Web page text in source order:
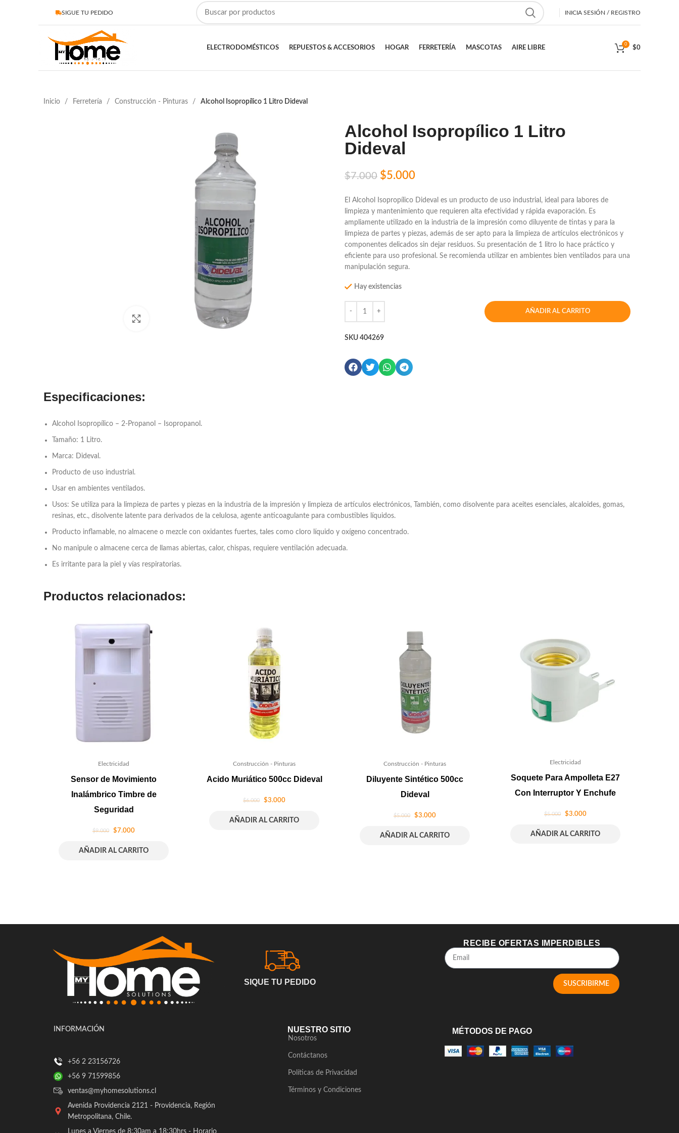
SIGUE TU PEDIDO INICIA SESIÓN / REGISTRO
ELECTRODOMÉSTICOS REPUESTOS & ACCESORIOS HOGAR FERRETERÍA MASCOTAS AIRE LIBRE
0
$0
Inicio Ferretería Construcción - Pinturas Alcohol Isopropílico 1 Litro Dideval
Alcohol Isopropílico 1 Litro
Dideval
$7.000 $5.000
El Alcohol Isopropílico Dideval es un producto de uso industrial, ideal para labores de
limpieza y mantenimiento que requieren alta efectividad y rápida evaporación. Es
ampliamente utilizado en la industria de la impresión como diluyente de tintas y para la
limpieza de partes y piezas, además de ser apto para la limpieza de artículos electrónicos y
componentes delicados sin dejar residuos. Su presentación de 1 litro lo hace práctico y
eficiente para uso profesional. Se recomienda utilizar en ambientes bien ventilados para una
manipulación segura.
Hay existencias
AÑADIR AL CARRITO
SKU 404269
Especificaciones:
Alcohol Isopropílico – 2-Propanol – Isopropanol.
Tamaño: 1 Litro.
Marca: Dideval.
Producto de uso industrial.
Usar en ambientes ventilados.
Usos: Se utiliza para la limpieza de partes y piezas en la industria de la impresión y limpieza de artículos electrónicos, También, como disolvente para aceites esenciales, alcaloides, gomas,
resinas, etc., disolvente latente para derivados de la celulosa, agente anticoagulante para combustibles líquidos.
Producto inflamable, no almacene o mezcle con oxidantes fuertes, tales como cloro líquido y oxígeno concentrado.
No manipule o almacene cerca de llamas abiertas, calor, chispas, requiere ventilación adecuada.
Es irritante para la piel y vías respiratorias.
Productos relacionados:
Electricidad
Sensor de Movimiento
Inalámbrico Timbre de
Seguridad
$9.000 $7.000
AÑADIR AL CARRITO
Construcción - Pinturas
Acido Muriático 500cc Dideval
$6.000 $3.000
AÑADIR AL CARRITO
Construcción - Pinturas
Diluyente Sintético 500cc
Dideval
$5.000 $3.000
AÑADIR AL CARRITO
Electricidad
Soquete Para Ampolleta E27
Con Interruptor Y Enchufe
$5.000 $3.000
AÑADIR AL CARRITO
SIQUE TU PEDIDO
RECIBE OFERTAS IMPERDIBLES
SUSCRIBIRME
INFORMACIÓN
+56 2 23156726
+56 9 71599856
ventas@myhomesolutions.cl
Avenida Providencia 2121 - Providencia, Región
Metropolitana, Chile.
Lunes a Viernes de 8:30am a 18:30hrs - Horario
NUESTRO SITIO
Nosotros
Contáctanos
Políticas de Privacidad
Términos y Condiciones
MÉTODOS DE PAGO